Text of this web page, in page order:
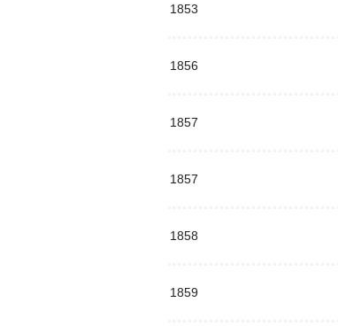
1853
1856
1857
1857
1858
1859